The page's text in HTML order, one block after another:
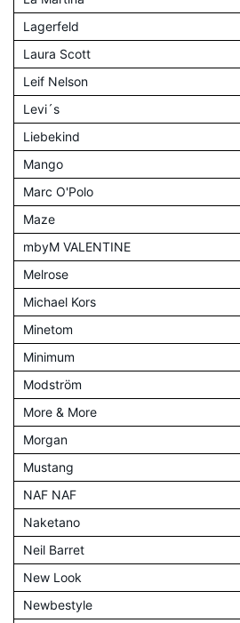
Lagerfeld
Laura Scott
Leif Nelson
Levi´s
Liebekind
Mango
Marc O'Polo
Maze
mbyM VALENTINE
Melrose
Michael Kors
Minetom
Minimum
Modström
More & More
Morgan
Mustang
NAF NAF
Naketano
Neil Barret
New Look
Newbestyle